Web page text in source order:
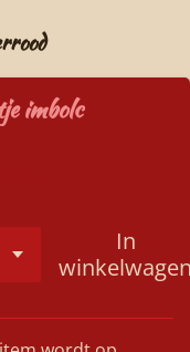
imbolc
In